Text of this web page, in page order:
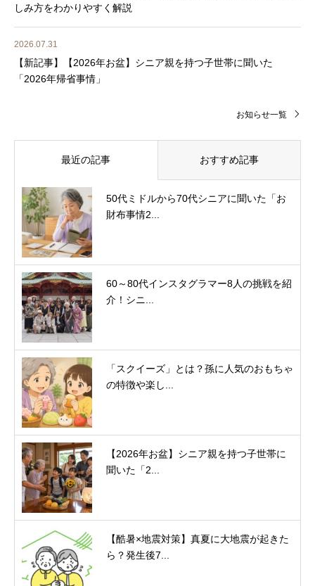
しみ方をわかりやすく解説
2026.07.31
【新記事】【2026年お盆】シニア親を持つ子世帯に聞いた
「2026年帰省事情」
お知らせ一覧
最近の記事 おすすめ記事
50代ミドルから70代シニアに聞いた「お
財布事情2...
60～80代インスタグラマー8人の挑戦を紹
介！シニ...
「スクイーズ」とは？孫に人気のおもちゃ
の特徴や楽し...
【2026年お盆】シニア親を持つ子世帯に
聞いた「2...
【酷暑×地震対策】真夏に大地震が起きた
ら？発生後7...